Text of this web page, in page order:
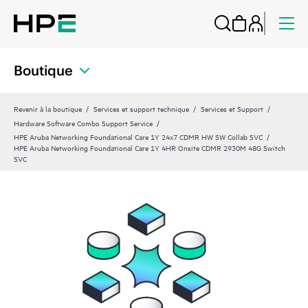
Boutique
Revenir à la boutique Services et support technique
Services et Support
Hardware Software Combo Support Service
HPE Aruba Networking Foundational Care 1Y 24x7 CDMR HW SW Collab SVC
HPE Aruba Networking Foundational Care 1Y 4HR Onsite CDMR 2930M 48G Switch
SVC